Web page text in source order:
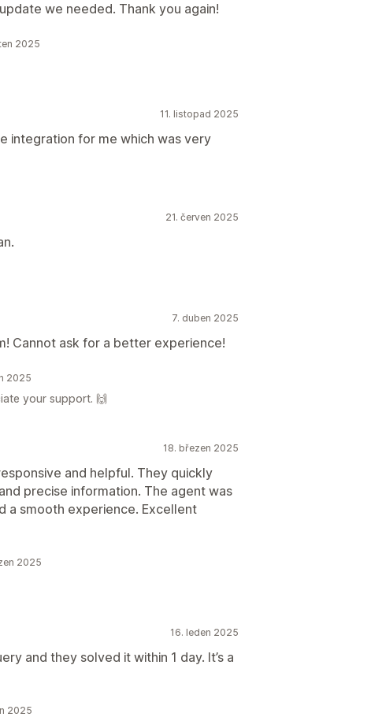
we needed. Thank you again!
2025
11. listopad 2025
integration for me which was very
21. červen 2025
7. duben 2025
Cannot ask for a better experience!
2025
your support. 🙌
18. březen 2025
and helpful. They quickly
precise information. The agent was
a smooth experience. Excellent
2025
16. leden 2025
and they solved it within 1 day. It’s a
2025